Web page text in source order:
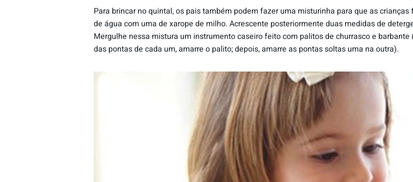
Para brincar no quintal, os pais também podem fazer uma misturinha para que as
de água com uma de xarope de milho. Acrescente posteriormente duas medidas de
Mergulhe nessa mistura um instrumento caseiro feito com palitos de churrasco e
das pontas de cada um, amarre o palito; depois, amarre as pontas soltas uma na outra).